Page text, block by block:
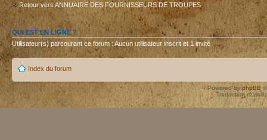
Retour vers ANNUAIRE DES FOURNISSEURS DE TROUPES
QUI EST EN LIGNE ?
Utilisateur(s) parcourant ce forum : Aucun utilisateur inscrit et 1 invité
Index du forum
Powered by phpBB
Traduction